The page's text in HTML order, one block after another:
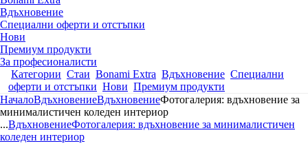
Вдъхновение
Специални оферти и отстъпки
Нови
Премиум продукти
За професионалисти
Категории Стаи Bonami Extra Вдъхновение Специални
оферти и отстъпки Нови Премиум продукти
НачалоВдъхновениеВдъхновениеФотогалерия: вдъхновение за
минималистичен коледен интериор
...ВдъхновениеФотогалерия: вдъхновение за минималистичен
коледен интериор